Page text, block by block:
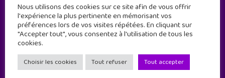
Nous utilisons des cookies sur ce site afin de vous offrir
l'expérience la plus pertinente en mémorisant vos
préférences lors de vos visites répétées. En cliquant sur
"Accepter tout", vous consentez à l'utilisation de tous les
cookies.
Choisir les cookies Tout refuser Tout accepter